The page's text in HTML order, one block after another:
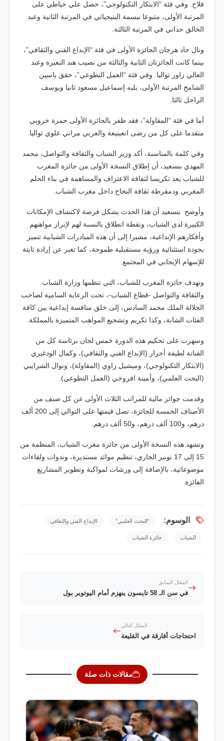
فلاح. وفي فئة “الابتكار التكنولوجي”، حصل علي خياطي على
المرتبة الأولى، متبوعا ببسمة البنيحياتي في المرتبة الثانية وعبد
الخالق حداني في المرتبة الثالثة.
ونال جاد هرجان الجائزة الأولى في فئة “الإبداع الفني والثقافي”،
بينما كانت الجائزتان الثانية والثالثة من نصيب هند النعيرة وعبد
العالي زاور تواليا. وفي فئة “العمل التطوعي”، حقق ياسين
الشامخ المرتبة الأولى، يليه إسماعيل مسعود ثانيا ويوسف
الراحل ثالثا.
أما في فئة “المقاولة”، فقد ظفر بالجائزة الأولى حمزة خروبي
متقدما على كل من رضى انعينيعة والعربي مراني علوي تواليا.
وفي كلمة بالمناسبة، أكد وزير الشباب والثقافة والتواصل، محمد
المهدي بنسعيد، أن إطلاق النسخة الأولى من جائزة المغرب
للشباب يعد تكريسا لثقافة الاعتراف والمساهمة في بناء الحلم
المغربي ودمقرطة ثقافة النجاح داخل مغرب الشباب.
وأوضح بنسعيد أن هذا الحدث يشكل فرصة لاكتشاف الإمكانات
الكبيرة لدى الشباب، ونقطة انطلاق بالنسبة لهم لإبراز مواهبهم
وأفكارهم الإبداعية، مشيرا إلى أن هذه المبادرات الشبابية تتميز
بجودة استثنائية ورؤية مستقبلية طموحة، كما تعبر عن إرادة ثابتة
للإسهام الإيجابي في المجتمع.
وتهدف جائزة المغرب للشباب، التي تنظمها وزارة الشباب
والثقافة والتواصل -قطاع الشباب-، تحت الرعاية السامية لصاحب
الجلالة الملك محمد السادس، إلى خلق منافسة إبداعية بين كافة
الفئات الشابة، وكذا تكريم وتشجيع المواهب المتميزة بالمملكة.
وسهرت على تحكيم هذه الدورة خمس لجان برئاسة كل من
الفنانة لطيفة أحرار (الإبداع الفني والثقافي)، وكمال الودغيري
(الابتكار التكنولوجي)، وميشيل زاوي (المقاولة)، ونوال الشرايبي
(البحث العلمي)، وأمينة افروخي (العمل التطوعي).
وقدمت جوائز مالية للمراتب الثلاث الأولى عن كل صنف من
الأصناف الخمسة للجائزة، تصل قيمتها على التوالي إلى 200 ألف
درهم، و100 ألف درهم، و50 ألف درهم.
وتشهد هذه النسخة الأولى من جائزة مغرب الشباب، المنظمة من
15 إلى 17 نونبر الجاري، تنظيم موائد مستديرة، وندوات ولقاءات
موضوعاتية، بالإضافة إلى ورشات لمواكبة وتطوير المشاريع
الفائزة
الوسوم: “البحث العلمي” الإبداع الفني والثقافي
الشباب جائزة الشباب
المقال السابق
في سن الـ 58 تايسون ينهزم أمام اليوتوبر بول
المقال التالي
احتجاجات أفارقة في القليعة
مقالات ذات صلة